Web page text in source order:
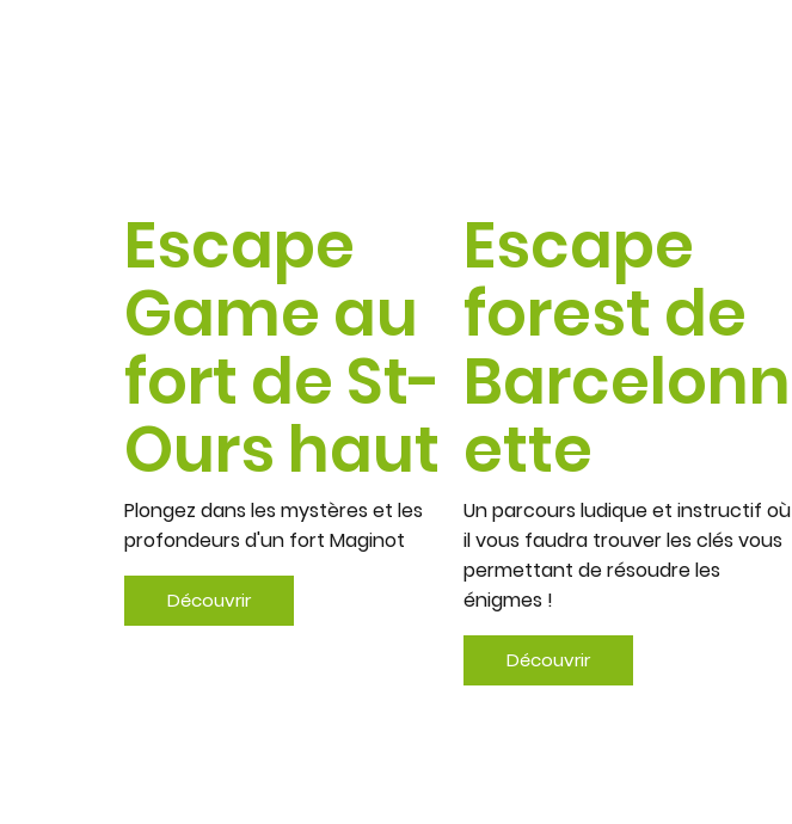
Escape
Game au
fort de St-
Ours haut
Plongez dans les mystères et les
profondeurs d'un fort Maginot
Découvrir
Escape
forest de
Barcelonn
ette
Un parcours ludique et instructif où
il vous faudra trouver les clés vous
permettant de résoudre les
énigmes !
Découvrir